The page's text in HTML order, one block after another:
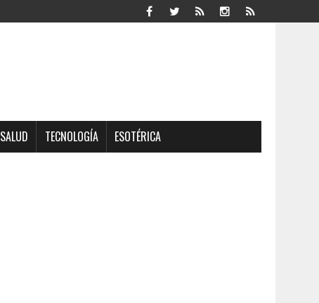
SALUD TECNOLOGÍA ESOTÉRICA